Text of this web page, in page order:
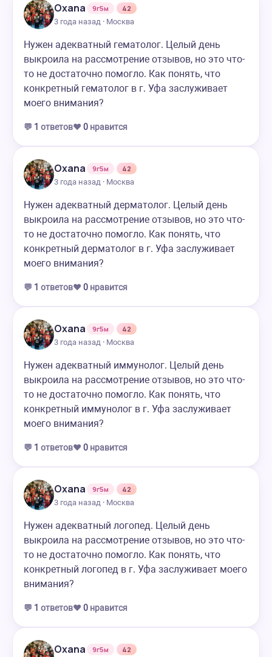
Oxana 9г5м
42
3 года назад · Москва
Нужен адекватный гематолог. Целый день
выкроила на рассмотрение отзывов, но это что-
то не достаточно помогло. Как понять, что
конкретный гематолог в г. Уфа заслуживает
моего внимания?
💬 1 ответов❤️ 0 нравится
Oxana 9г5м
42
3 года назад · Москва
Нужен адекватный дерматолог. Целый день
выкроила на рассмотрение отзывов, но это что-
то не достаточно помогло. Как понять, что
конкретный дерматолог в г. Уфа заслуживает
моего внимания?
💬 1 ответов❤️ 0 нравится
Oxana 9г5м
42
3 года назад · Москва
Нужен адекватный иммунолог. Целый день
выкроила на рассмотрение отзывов, но это что-
то не достаточно помогло. Как понять, что
конкретный иммунолог в г. Уфа заслуживает
моего внимания?
💬 1 ответов❤️ 0 нравится
Oxana 9г5м
42
3 года назад · Москва
Нужен адекватный логопед. Целый день
выкроила на рассмотрение отзывов, но это что-
то не достаточно помогло. Как понять, что
конкретный логопед в г. Уфа заслуживает моего
внимания?
💬 1 ответов❤️ 0 нравится
Oxana 9г5м 42